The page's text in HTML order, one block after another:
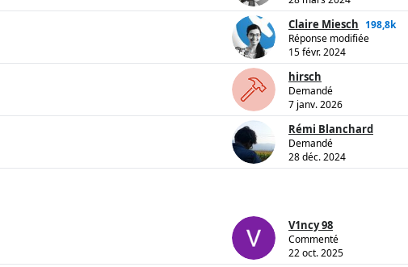
Claire Miesch 198,8k
Réponse modifiée
15 févr. 2024
hirsch
Demandé
7 janv. 2026
Rémi Blanchard
Demandé
28 déc. 2024
V1ncy 98
Commenté
22 oct. 2025